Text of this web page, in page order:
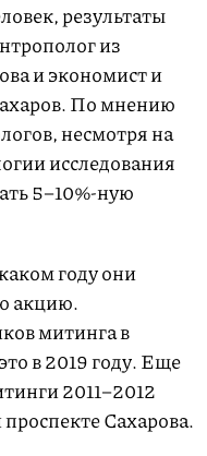
результаты
из
и экономист и
По мнению
несмотря на
исследования
5–10%-ную
году они
акцию.
митинга в
в 2019 году. Еще
2011–2012
Сахарова.